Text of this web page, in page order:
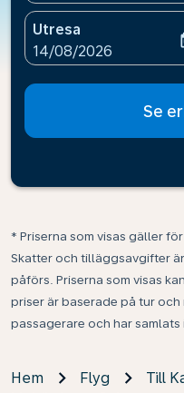
Utresa
fc-booking-
14/08/2026
Se
* Priserna som visas gäller
Skatter och tilläggsavgifter
påförs. Priserna som visas
priser är baserade på tur
passagerare och har samlats
Hem Flyg
Till